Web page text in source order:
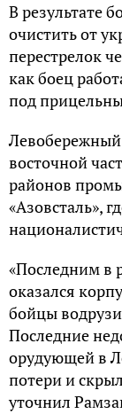
В результате
очистить от
перестрелок
как боец
под
восточной
районов
«Азовсталь»,
«Последним в
оказался
бойцы
Последние
орудующей в
потери и
уточнил